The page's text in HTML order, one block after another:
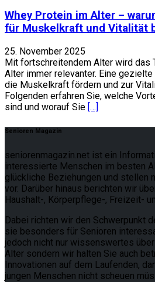
Whey Protein im Alter –
für Muskelkraft und Vitalität
25. November 2025
Mit fortschreitendem Alter wird das
Alter immer relevanter. Eine
die Muskelkraft fördern und zur
Folgenden erfahren Sie, welche
sind und worauf Sie […]
Senioren Magazin
seniorenmagazin.net ist ein
interessierte Menschen im besten
glückliche Beziehungen und stellen
vor. Darüber hinaus berichten wir
Haushalt-, Körperpflege-, Freizeit-
Dabei richten wir den Schwerpunkt
sie besonders für Senioren
jedoch nicht nur wissenswertes
Alter sondern wir halten Sie auch
Innovationen auf dem Laufenden,
jungen Menschen nicht scheuen